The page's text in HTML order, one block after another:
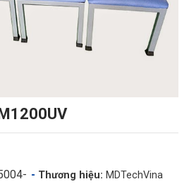
Thương hiệu: MDTechVina